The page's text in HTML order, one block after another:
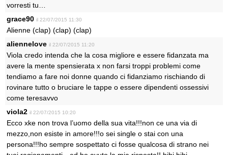
vorresti tu…
grace90 il 22/07/2015 11:30
Alienne (clap) (clap) (clap)
aliennelove il 22/07/2015 11:20
Viola credo intenda che la cosa migliore e essere fidanzata ma
avere la mente spensierata x non farsi troppi problemi come
tendiamo a fare noi donne quando ci fidanziamo rischiando di
rovinare tutto o bruciare le tappe o essere dipendenti ossessivi
come teresavvo
viola2 il 22/07/2015 10:20
Ecco xke non trova l’uomo della sua vita!!!non ce una via di
mezzo,non esiste in amore!!!o sei single o stai con una
persona!!!ho sempre sospettato ci fosse qualcosa di strano nei